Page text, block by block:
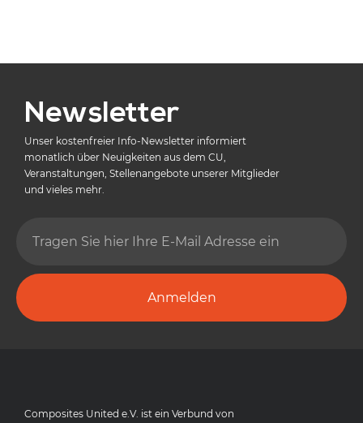
Newsletter
Unser kostenfreier Info-Newsletter informiert
monatlich über Neuigkeiten aus dem CU,
Veranstaltungen, Stellenangebote unserer Mitglieder
und vieles mehr.
Anmelden
Composites United e.V. ist ein Verbund von